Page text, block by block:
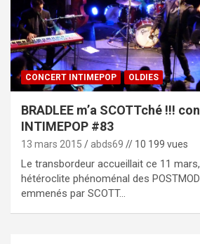
CONCERT INTIMEPOP OLDIES
BRADLEE m’a SCOTTché !!!
INTIMEPOP #83
13 mars 2015 abds69 // 10 199 vues
Le transbordeur accueillait ce 11
hétéroclite phénoménal des
emmenés par SCOTT…